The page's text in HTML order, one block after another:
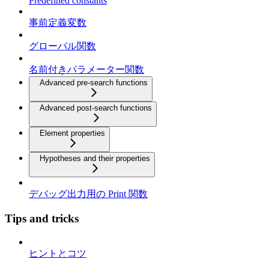
事前定義変数
グローバル関数
名前付きパラメーター関数
Advanced pre-search functions
Advanced post-search functions
Element properties
Hypotheses and their properties
デバッグ出力用の Print 関数
Tips and tricks
ヒントとコツ